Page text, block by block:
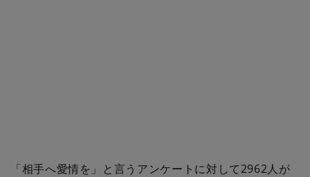
「相手へ愛情を」と言うアンケートに対して2962人が